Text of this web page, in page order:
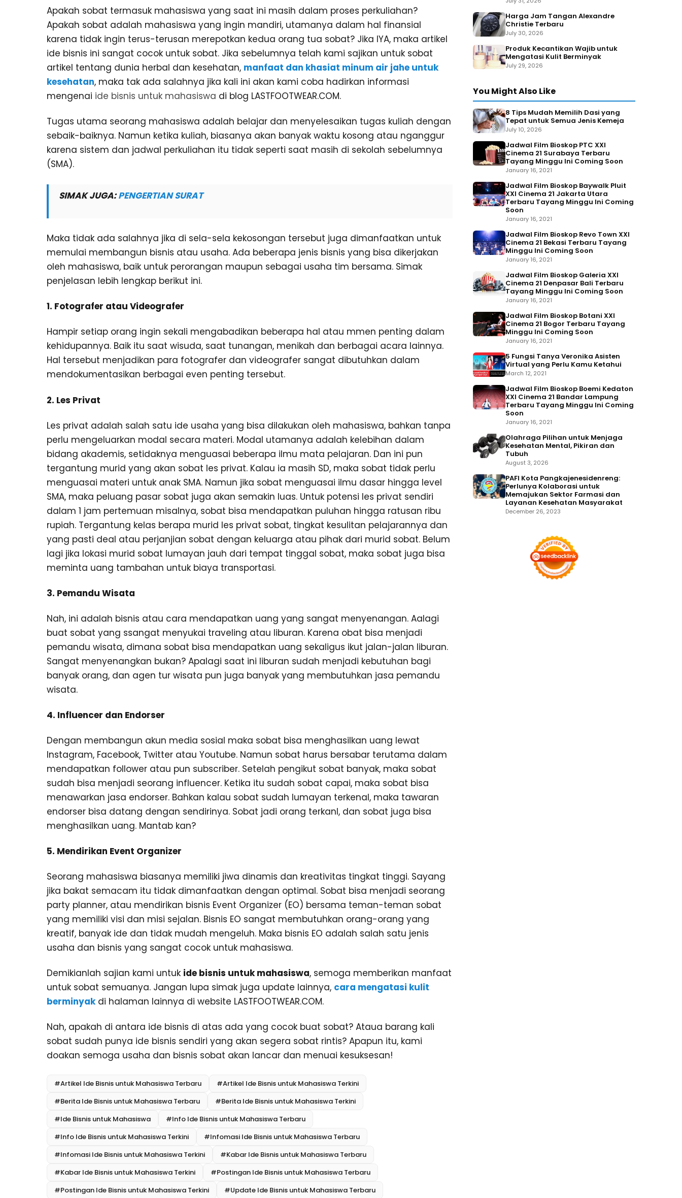
Apakah sobat termasuk mahasiswa yang saat ini masih dalam proses perkuliahan?
Apakah sobat adalah mahasiswa yang ingin mandiri, utamanya dalam hal finansial
karena tidak ingin terus-terusan merepotkan kedua orang tua sobat? Jika IYA, maka artikel
ide bisnis ini sangat cocok untuk sobat. Jika sebelumnya telah kami sajikan untuk sobat
artikel tentang dunia herbal dan kesehatan, manfaat dan khasiat minum air jahe untuk
kesehatan, maka tak ada salahnya jika kali ini akan kami coba hadirkan informasi
mengenai ide bisnis untuk mahasiswa di blog LASTFOOTWEAR.COM.
Tugas utama seorang mahasiswa adalah belajar dan menyelesaikan tugas kuliah dengan
sebaik-baiknya. Namun ketika kuliah, biasanya akan banyak waktu kosong atau nganggur
karena sistem dan jadwal perkuliahan itu tidak seperti saat masih di sekolah sebelumnya
(SMA).
SIMAK JUGA:PENGERTIAN SURAT
Maka tidak ada salahnya jika di sela-sela kekosongan tersebut juga dimanfaatkan untuk
memulai membangun bisnis atau usaha. Ada beberapa jenis bisnis yang bisa dikerjakan
oleh mahasiswa, baik untuk perorangan maupun sebagai usaha tim bersama. Simak
penjelasan lebih lengkap berikut ini.
1. Fotografer atau Videografer
Hampir setiap orang ingin sekali mengabadikan beberapa hal atau mmen penting dalam
kehidupannya. Baik itu saat wisuda, saat tunangan, menikah dan berbagai acara lainnya.
Hal tersebut menjadikan para fotografer dan videografer sangat dibutuhkan dalam
mendokumentasikan berbagai even penting tersebut.
2. Les Privat
Les privat adalah salah satu ide usaha yang bisa dilakukan oleh mahasiswa, bahkan tanpa
perlu mengeluarkan modal secara materi. Modal utamanya adalah kelebihan dalam
bidang akademis, setidaknya menguasai beberapa ilmu mata pelajaran. Dan ini pun
tergantung murid yang akan sobat les privat. Kalau ia masih SD, maka sobat tidak perlu
menguasai materi untuk anak SMA. Namun jika sobat menguasai ilmu dasar hingga level
SMA, maka peluang pasar sobat juga akan semakin luas. Untuk potensi les privat sendiri
dalam 1 jam pertemuan misalnya, sobat bisa mendapatkan puluhan hingga ratusan ribu
rupiah. Tergantung kelas berapa murid les privat sobat, tingkat kesulitan pelajarannya dan
yang pasti deal atau perjanjian sobat dengan keluarga atau pihak dari murid sobat. Belum
lagi jika lokasi murid sobat lumayan jauh dari tempat tinggal sobat, maka sobat juga bisa
meminta uang tambahan untuk biaya transportasi.
3. Pemandu Wisata
Nah, ini adalah bisnis atau cara mendapatkan uang yang sangat menyenangan. Aalagi
buat sobat yang ssangat menyukai traveling atau liburan. Karena obat bisa menjadi
pemandu wisata, dimana sobat bisa mendapatkan uang sekaligus ikut jalan-jalan liburan.
Sangat menyenangkan bukan? Apalagi saat ini liburan sudah menjadi kebutuhan bagi
banyak orang, dan agen tur wisata pun juga banyak yang membutuhkan jasa pemandu
wisata.
4. Influencer dan Endorser
Dengan membangun akun media sosial maka sobat bisa menghasilkan uang lewat
Instagram, Facebook, Twitter atau Youtube. Namun sobat harus bersabar terutama dalam
mendapatkan follower atau pun subscriber. Setelah pengikut sobat banyak, maka sobat
sudah bisa menjadi seorang influencer. Ketika itu sudah sobat capai, maka sobat bisa
menawarkan jasa endorser. Bahkan kalau sobat sudah lumayan terkenal, maka tawaran
endorser bisa datang dengan sendirinya. Sobat jadi orang terkanl, dan sobat juga bisa
menghasilkan uang. Mantab kan?
5. Mendirikan Event Organizer
Seorang mahasiswa biasanya memiliki jiwa dinamis dan kreativitas tingkat tinggi. Sayang
jika bakat semacam itu tidak dimanfaatkan dengan optimal. Sobat bisa menjadi seorang
party planner, atau mendirikan bisnis Event Organizer (EO) bersama teman-teman sobat
yang memiliki visi dan misi sejalan. Bisnis EO sangat membutuhkan orang-orang yang
kreatif, banyak ide dan tidak mudah mengeluh. Maka bisnis EO adalah salah satu jenis
usaha dan bisnis yang sangat cocok untuk mahasiswa.
Demikianlah sajian kami untuk ide bisnis untuk mahasiswa, semoga memberikan manfaat
untuk sobat semuanya. Jangan lupa simak juga update lainnya, cara mengatasi kulit
berminyakdi halaman lainnya di website LASTFOOTWEAR.COM.
Nah, apakah di antara ide bisnis di atas ada yang cocok buat sobat? Ataua barang kali
sobat sudah punya ide bisnis sendiri yang akan segera sobat rintis? Apapun itu, kami
doakan semoga usaha dan bisnis sobat akan lancar dan menuai kesuksesan!
#Artikel Ide Bisnis untuk Mahasiswa Terbaru
#Artikel Ide Bisnis untuk Mahasiswa Terkini
#Berita Ide Bisnis untuk Mahasiswa Terbaru
#Berita Ide Bisnis untuk Mahasiswa Terkini
#Ide Bisnis untuk Mahasiswa
#Info Ide Bisnis untuk Mahasiswa Terbaru
#Info Ide Bisnis untuk Mahasiswa Terkini
#Infomasi Ide Bisnis untuk Mahasiswa Terbaru
#Infomasi Ide Bisnis untuk Mahasiswa Terkini
#Kabar Ide Bisnis untuk Mahasiswa Terbaru
#Kabar Ide Bisnis untuk Mahasiswa Terkini
#Postingan Ide Bisnis untuk Mahasiswa Terbaru
#Postingan Ide Bisnis untuk Mahasiswa Terkini
#Update Ide Bisnis untuk Mahasiswa Terbaru
Harga Jam Tangan Alexandre
Christie Terbaru
July 30, 2026
Produk Kecantikan Wajib untuk
Mengatasi Kulit Berminyak
July 29, 2026
You Might Also Like
8 Tips Mudah Memilih Dasi yang
Tepat untuk Semua Jenis Kemeja
July 10, 2026
Jadwal Film Bioskop PTC XXI
Cinema 21 Surabaya Terbaru
Tayang Minggu Ini Coming Soon
January 16, 2021
Jadwal Film Bioskop Baywalk Pluit
XXI Cinema 21 Jakarta Utara
Terbaru Tayang Minggu Ini Coming
Soon
January 16, 2021
Jadwal Film Bioskop Revo Town XXI
Cinema 21 Bekasi Terbaru Tayang
Minggu Ini Coming Soon
January 16, 2021
Jadwal Film Bioskop Galeria XXI
Cinema 21 Denpasar Bali Terbaru
Tayang Minggu Ini Coming Soon
January 16, 2021
Jadwal Film Bioskop Botani XXI
Cinema 21 Bogor Terbaru Tayang
Minggu Ini Coming Soon
January 16, 2021
5 Fungsi Tanya Veronika Asisten
Virtual yang Perlu Kamu Ketahui
March 12, 2021
Jadwal Film Bioskop Boemi Kedaton
XXI Cinema 21 Bandar Lampung
Terbaru Tayang Minggu Ini Coming
Soon
January 16, 2021
Olahraga Pilihan untuk Menjaga
Kesehatan Mental, Pikiran dan
Tubuh
August 3, 2026
PAFI Kota Pangkajenesidenreng:
Perlunya Kolaborasi untuk
Memajukan Sektor Farmasi dan
Layanan Kesehatan Masyarakat
December 26, 2023